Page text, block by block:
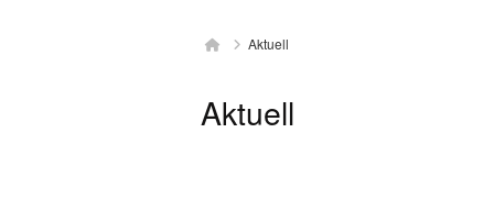
HomeAktuell
Aktuell